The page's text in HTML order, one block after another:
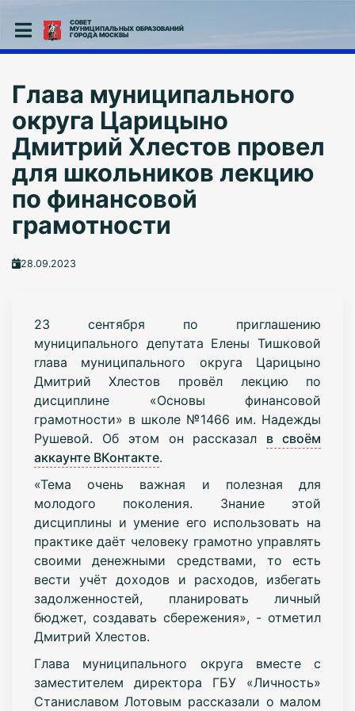
СОВЕТ
МУНИЦИПАЛЬНЫХ ОБРАЗОВАНИЙ
ГОРОДА МОСКВЫ
Глава муниципального
округа Царицыно
Дмитрий Хлестов провел
для школьников лекцию
по финансовой
грамотности
28.09.2023
23 сентября по приглашению
муниципального депутата Елены Тишковой
глава муниципального округа Царицыно
Дмитрий Хлестов провёл лекцию по
дисциплине «Основы финансовой
грамотности» в школе №1466 им. Надежды
Рушевой. Об этом он рассказал в своём
аккаунте ВКонтакте.
«Тема очень важная и полезная для
молодого поколения. Знание этой
дисциплины и умение его использовать на
практике даёт человеку грамотно управлять
своими денежными средствами, то есть
вести учёт доходов и расходов, избегать
задолженностей, планировать личный
бюджет, создавать сбережения», - отметил
Дмитрий Хлестов.
Глава муниципального округа вместе с
заместителем директора ГБУ «Личность»
Станиславом Лотовым рассказали о малом